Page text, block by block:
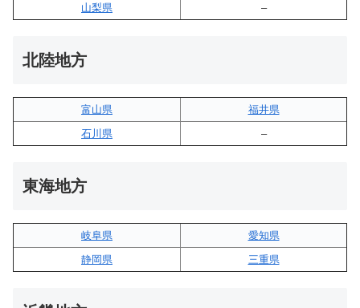
山梨県
–
北陸地方
富山県
福井県
石川県
–
東海地方
岐阜県
愛知県
静岡県
三重県